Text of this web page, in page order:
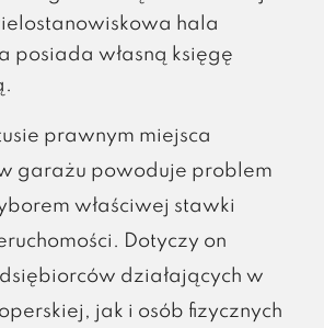
hala
posiada własną księgę
prawnym miejsca
garażu powoduje problem
właściwej stawki
Dotyczy on
działających w
jak i osób fizycznych